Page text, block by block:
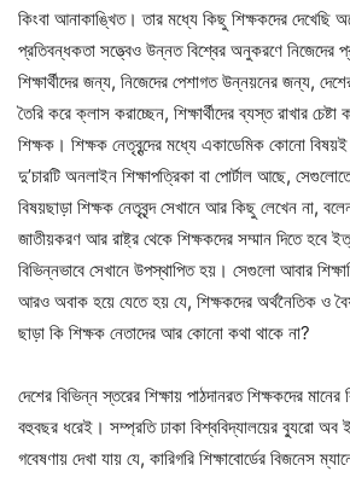
কিংবা আনাকাঙ্খিত। তার মধ্যে কিছু শিক্ষকদের দেখেছি
প্রতিবন্ধকতা সত্ত্বেও উন্নত বিশ্বের অনুকরণে নিজেদের
শিক্ষার্থীদের জন্য, নিজেদের পেশাগত উন্নয়নের জন্য,
তৈরি করে ক্লাস করাচ্ছেন, শিক্ষার্থীদের ব্যস্ত রাখার
শিক্ষক। শিক্ষক নেতৃবৃন্দের মধ্যে একাডেমিক কোনো
দু’চারটি অনলাইন শিক্ষাপত্রিকা বা পোর্টাল আছে,
বিষয়ছাড়া শিক্ষক নেতৃবৃন্দ সেখানে আর কিছু লেখেন না,
জাতীয়করণ আর রাষ্ট্র থেকে শিক্ষকদের সম্মান দিতে হবে
বিভিন্নভাবে সেখানে উপস্থাপিত হয়। সেগুলো আবার
আরও অবাক হয়ে যেতে হয় যে, শিক্ষকদের অর্থনৈতিক ও
ছাড়া কি শিক্ষক নেতাদের আর কোনো কথা থাকে না?
দেশের বিভিন্ন স্তরের শিক্ষায় পাঠদানরত শিক্ষকদের মানের
বহুবছর ধরেই। সম্প্রতি ঢাকা বিশ্ববিদ্যালয়ের ব্যুরো অব
গবেষণায় দেখা যায় যে, কারিগরি শিক্ষাবোর্ডের বিজনেস